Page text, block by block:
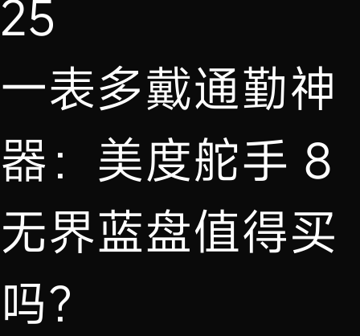
25
一表多戴通勤神
器：美度舵手 8
无界蓝盘值得买
吗？